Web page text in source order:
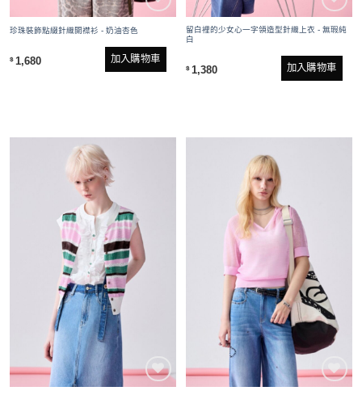
珍珠裝飾點綴針織開襟衫 - 奶油杏色
$ 1,680 加入購物車
留白裡的少女心一字領造型針織上衣 - 無瑕純
白
$ 1,380 加入購物車